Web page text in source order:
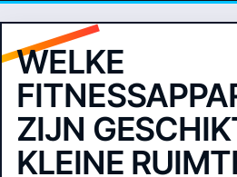
WELKE
ZIJN
KLEINE